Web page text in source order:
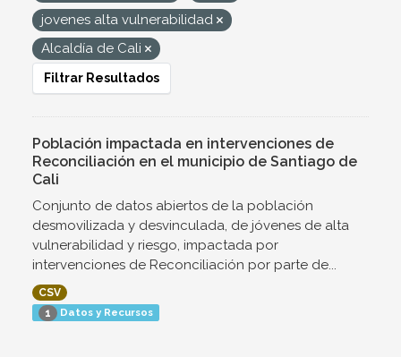
jovenes alta vulnerabilidad
Alcaldía de Cali
Filtrar Resultados
Población impactada en intervenciones de
Reconciliación en el municipio de Santiago de
Cali
Conjunto de datos abiertos de la población
desmovilizada y desvinculada, de jóvenes de alta
vulnerabilidad y riesgo, impactada por
intervenciones de Reconciliación por parte de...
CSV
1 Datos y Recursos